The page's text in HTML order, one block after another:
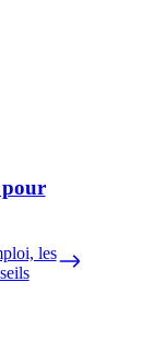
pour
les